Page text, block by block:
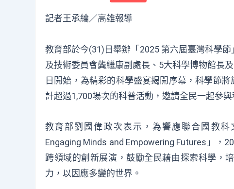
記者王承綸／高雄報導
教育部於今(31)日舉辦 「2025第六屆臺灣科學節
及技術委員會龔繼康副處長 、 5大科學博物館長及
日開始， 為精彩的科學盛宴揭開序幕，科學節將
計超過1,700場次的科普活動 ， 邀請全民一起參
教育部劉國偉政次表示，為響應聯合國教科
Engaging Minds and Empowering Futures」，
跨領域的創新展演，鼓勵全民藉由探索科學，
力，以因應多變的世界。